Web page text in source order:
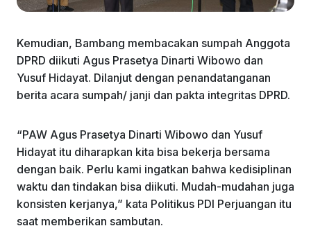
Kemudian, Bambang membacakan sumpah Anggota
DPRD diikuti Agus Prasetya Dinarti Wibowo dan
Yusuf Hidayat. Dilanjut dengan penandatanganan
berita acara sumpah/ janji dan pakta integritas DPRD.
“PAW Agus Prasetya Dinarti Wibowo dan Yusuf
Hidayat itu diharapkan kita bisa bekerja bersama
dengan baik. Perlu kami ingatkan bahwa kedisiplinan
waktu dan tindakan bisa diikuti. Mudah-mudahan juga
konsisten kerjanya,” kata Politikus PDI Perjuangan itu
saat memberikan sambutan.